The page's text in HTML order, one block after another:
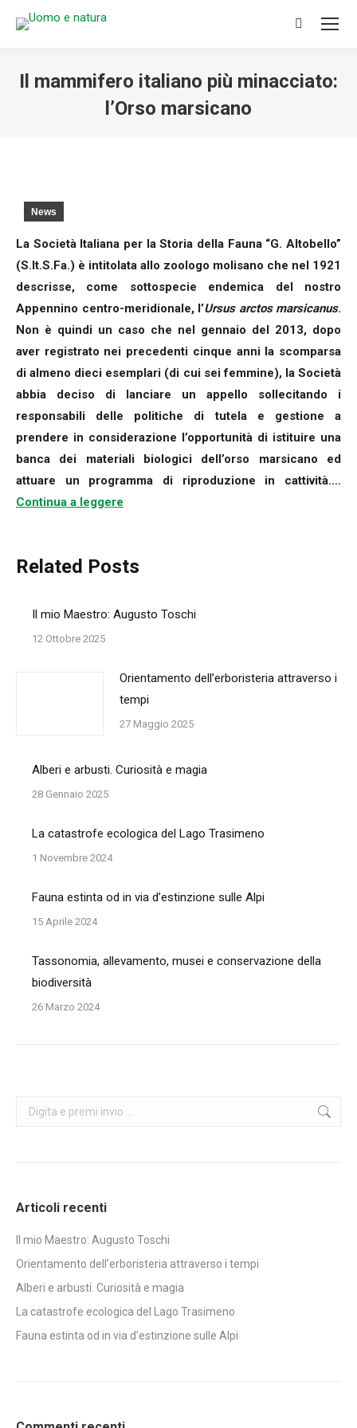
Search:
Il mammifero italiano più minacciato:
l’Orso marsicano
News
La Società Italiana per la Storia della Fauna “G. Altobello”
(S.It.S.Fa.) è intitolata allo zoologo molisano che nel 1921
descrisse, come sottospecie endemica del nostro
Appennino centro-meridionale, l’Ursus arctos marsicanus.
Non è quindi un caso che nel gennaio del 2013, dopo
aver registrato nei precedenti cinque anni la scomparsa
di almeno dieci esemplari (di cui sei femmine), la Società
abbia deciso di lanciare un appello sollecitando i
responsabili delle politiche di tutela e gestione a
prendere in considerazione l’opportunità di istituire una
banca dei materiali biologici dell’orso marsicano ed
attuare un programma di riproduzione in cattività.…
Continua a leggere
Related Posts
Il mio Maestro: Augusto Toschi
12 Ottobre 2025
Orientamento dell’erboristeria attraverso i
tempi
27 Maggio 2025
Alberi e arbusti. Curiosità e magia
28 Gennaio 2025
La catastrofe ecologica del Lago Trasimeno
1 Novembre 2024
Fauna estinta od in via d’estinzione sulle Alpi
15 Aprile 2024
Tassonomia, allevamento, musei e conservazione della
biodiversità
26 Marzo 2024
Search:
Articoli recenti
Il mio Maestro: Augusto Toschi
Orientamento dell’erboristeria attraverso i tempi
Alberi e arbusti. Curiosità e magia
La catastrofe ecologica del Lago Trasimeno
Fauna estinta od in via d’estinzione sulle Alpi